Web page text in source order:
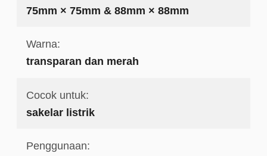
75mm × 75mm & 88mm × 88mm
Warna:
transparan dan merah
Cocok untuk:
sakelar listrik
Penggunaan: